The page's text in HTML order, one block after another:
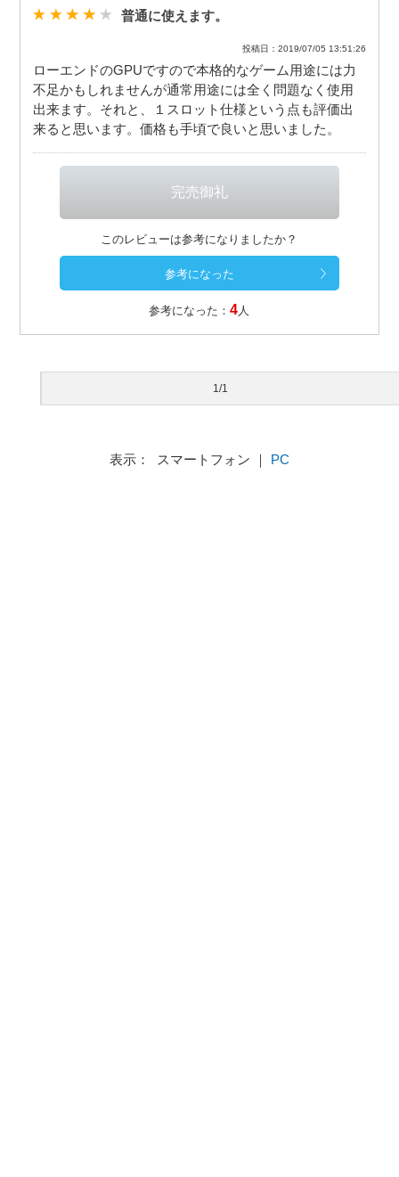
普通に使えます。
投稿日：2019/07/05 13:51:26
ローエンドのGPUですので本格的なゲーム用途には力
不足かもしれませんが通常用途には全く問題なく使用
出来ます。それと、１スロット仕様という点も評価出
来ると思います。価格も手頃で良いと思いました。
このレビューは参考になりましたか？
参考になった：4 人
1/1
表示： スマートフォン ｜ PC